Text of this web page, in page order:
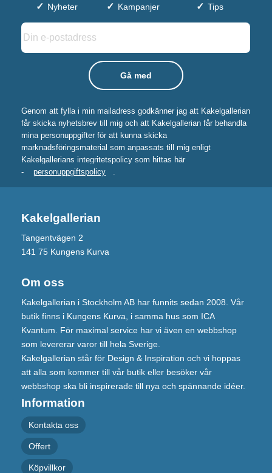
Nyheter Kampanjer Tips
Genom att fylla i min mailadress godkänner jag att Kakelgallerian
får skicka nyhetsbrev till mig och att Kakelgallerian får behandla
mina personuppgifter för att kunna skicka
marknadsföringsmaterial som anpassats till mig enligt
Kakelgallerians integritetspolicy som hittas här
-
personuppgiftspolicy .
Kakelgallerian
Tangentvägen 2
141 75 Kungens Kurva
Om oss
Kakelgallerian i Stockholm AB har funnits sedan 2008. Vår
butik finns i Kungens Kurva, i samma hus som ICA
Kvantum. För maximal service har vi även en webbshop
som levererar varor till hela Sverige.
Kakelgallerian står för Design & Inspiration och vi hoppas
att alla som kommer till vår butik eller besöker vår
webbshop ska bli inspirerade till nya och spännande idéer.
Information
Kontakta oss
Offert
Köpvillkor